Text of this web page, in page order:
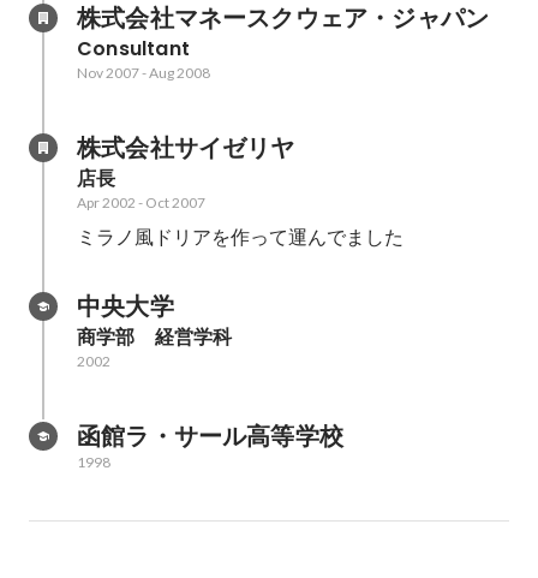
株式会社マネースクウェア・ジャパン
Consultant
Nov 2007-Aug 2008
株式会社サイゼリヤ
店長
Apr 2002 - Oct 2007
ミラノ風ドリアを作って運んでました
中央大学
商学部　経営学科
2002
函館ラ・サール高等学校
1998